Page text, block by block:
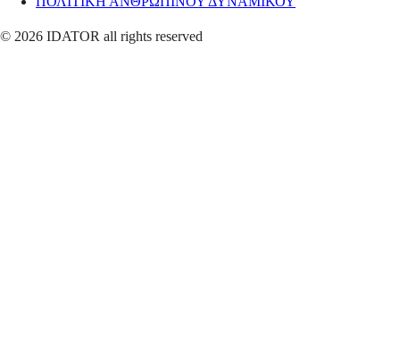
© 2026 IDATOR all rights reserved